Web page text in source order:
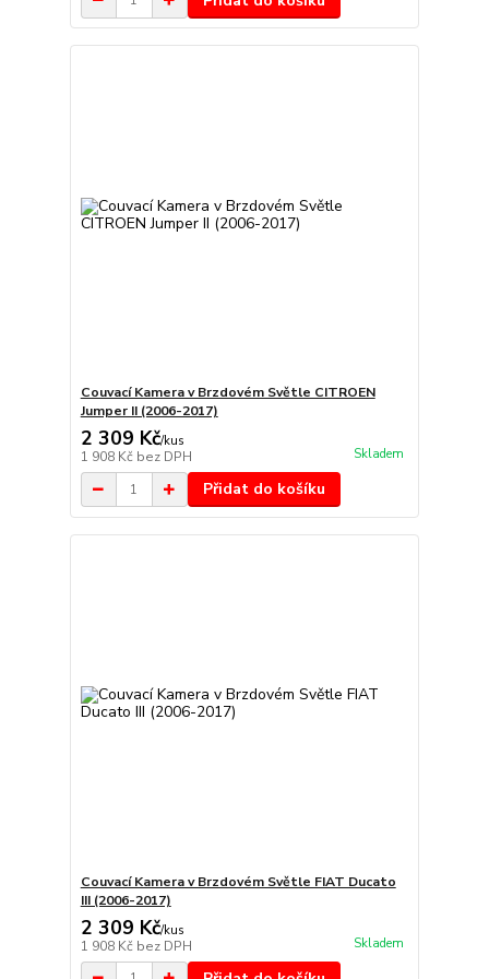
Couvací Kamera v Brzdovém Světle CITROEN
Jumper II (2006-2017)
2 309 Kč/kus
1 908 Kč bez DPH Skladem
Přidat do košíku
Couvací Kamera v Brzdovém Světle FIAT Ducato
III (2006-2017)
2 309 Kč/kus
1 908 Kč bez DPH Skladem